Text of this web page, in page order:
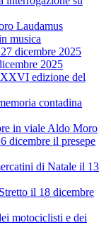
Laudamus
musica
dicembre 2025
2025
edizione del
contadina
in viale Aldo Moro
dicembre il presepe
di Natale il 13
il 18 dicembre
motociclisti e dei